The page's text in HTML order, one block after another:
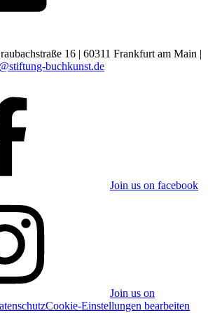
16 | 60311 Frankfurt am Main |
buchkunst.de
Join us on facebook
Join us on
Cookie-Einstellungen bearbeiten